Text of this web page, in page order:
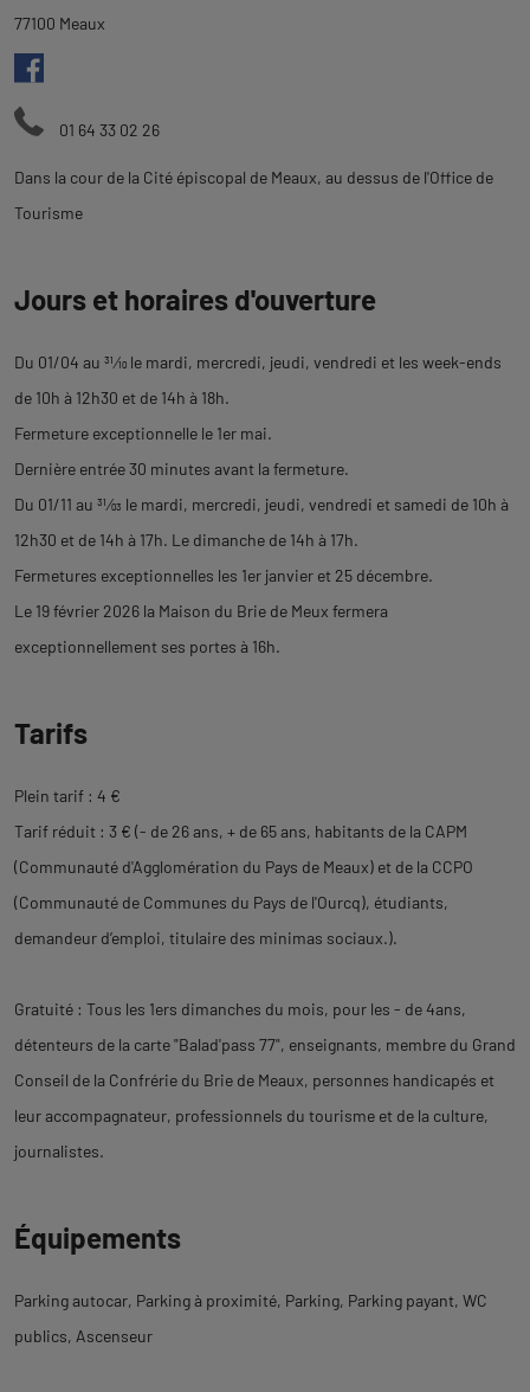
77100 Meaux
01 64 33 02 26
Dans la cour de la Cité épiscopal de Meaux, au dessus de l'Office de
Tourisme
Jours et horaires d'ouverture
Du 01/04 au 31⁄10 le mardi, mercredi, jeudi, vendredi et les week-ends
de 10h à 12h30 et de 14h à 18h.
Fermeture exceptionnelle le 1er mai.
Dernière entrée 30 minutes avant la fermeture.
Du 01/11 au 31⁄03 le mardi, mercredi, jeudi, vendredi et samedi de 10h à
12h30 et de 14h à 17h. Le dimanche de 14h à 17h.
Fermetures exceptionnelles les 1er janvier et 25 décembre.
Le 19 février 2026 la Maison du Brie de Meux fermera
exceptionnellement ses portes à 16h.
Tarifs
Plein tarif : 4 €
Tarif réduit : 3 € (- de 26 ans, + de 65 ans, habitants de la CAPM
(Communauté d'Agglomération du Pays de Meaux) et de la CCPO
(Communauté de Communes du Pays de l'Ourcq), étudiants,
demandeur d’emploi, titulaire des minimas sociaux.).
Gratuité : Tous les 1ers dimanches du mois, pour les - de 4ans,
détenteurs de la carte "Balad'pass 77", enseignants, membre du Grand
Conseil de la Confrérie du Brie de Meaux, personnes handicapés et
leur accompagnateur, professionnels du tourisme et de la culture,
journalistes.
Équipements
Parking autocar Parking à proximité Parking Parking payant WC
publics Ascenseur